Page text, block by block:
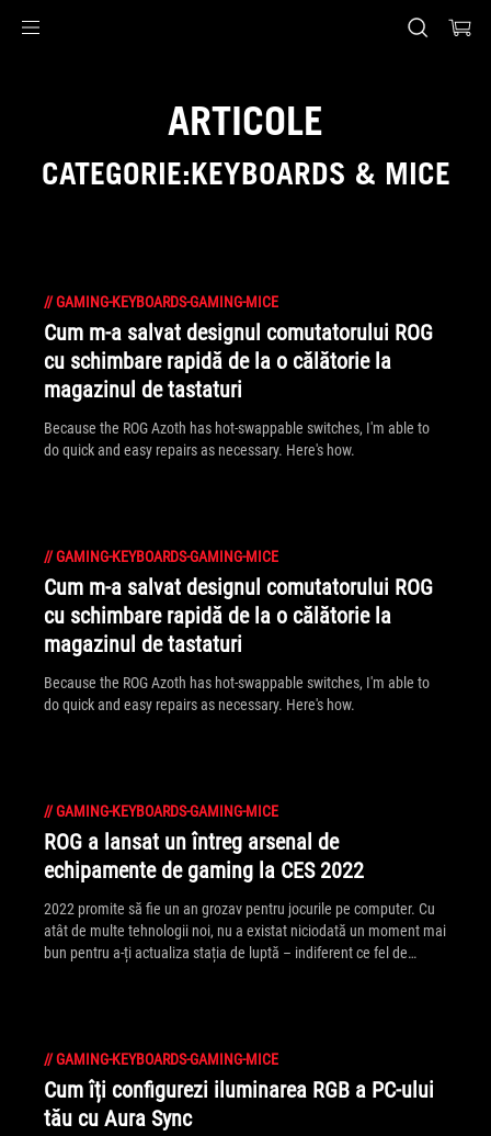
ARTICOLE
CATEGORIE:KEYBOARDS & MICE
//GAMING-KEYBOARDS-GAMING-MICE
Cum m-a salvat designul comutatorului ROG
cu schimbare rapidă de la o călătorie la
magazinul de tastaturi
Because the ROG Azoth has hot-swappable switches, I'm able to
do quick and easy repairs as necessary. Here's how.
//GAMING-KEYBOARDS-GAMING-MICE
Cum m-a salvat designul comutatorului ROG
cu schimbare rapidă de la o călătorie la
magazinul de tastaturi
Because the ROG Azoth has hot-swappable switches, I'm able to
do quick and easy repairs as necessary. Here's how.
//GAMING-KEYBOARDS-GAMING-MICE
ROG a lansat un întreg arsenal de
echipamente de gaming la CES 2022
2022 promite să fie un an grozav pentru jocurile pe computer. Cu
atât de multe tehnologii noi, nu a existat niciodată un moment mai
bun pentru a-ți actualiza stația de luptă – indiferent ce fel de
//GAMING-KEYBOARDS-GAMING-MICE
Cum îți configurezi iluminarea RGB a PC-ului
tău cu Aura Sync